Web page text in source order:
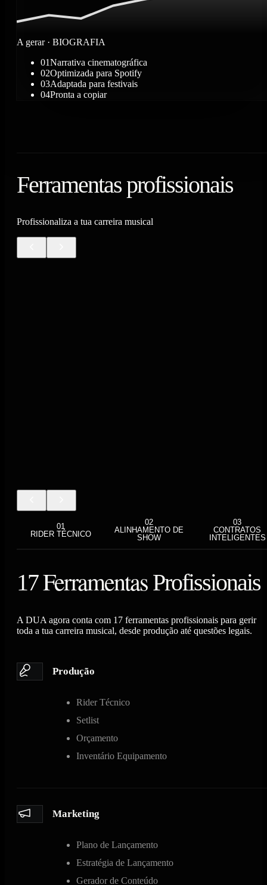
A gerar · BIOGRAFIA
01Narrativa cinematográfica
02Optimizada para Spotify
03Adaptada para festivais
04Pronta a copiar
Ferramentas profissionais
Profissionaliza a tua carreira musical
01
RIDER TÉCNICO
02
ALINHAMENTO DE
SHOW
03
CONTRATOS
INTELIGENTES
17Ferramentas Profissionais
A DUA agora conta com 17 ferramentas profissionais para gerir
toda a tua carreira musical, desde produção até questões legais.
Produção
Rider Técnico
Setlist
Orçamento
Inventário Equipamento
Marketing
Plano de Lançamento
Estratégia de Lançamento
Gerador de Conteúdo